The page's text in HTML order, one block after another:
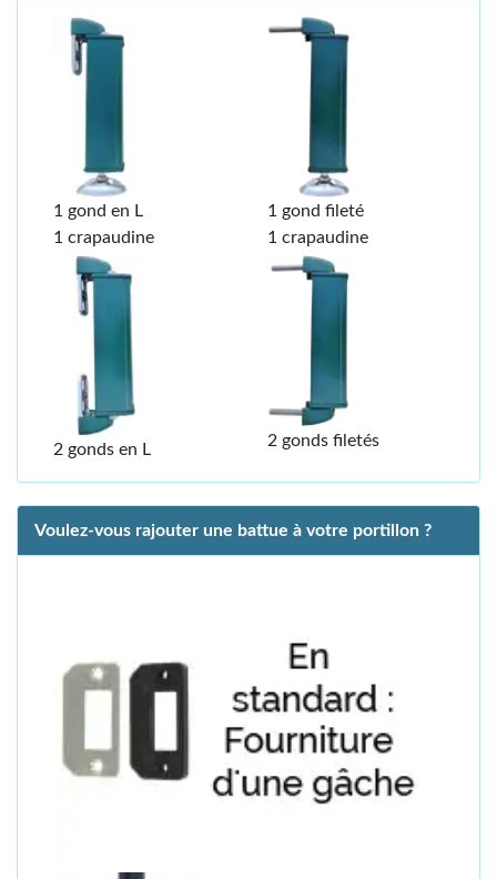
1 gond en L
1 crapaudine
1 gond fileté
1 crapaudine
2 gonds en L
2 gonds filetés
Voulez-vous rajouter une battue à votre portillon ?